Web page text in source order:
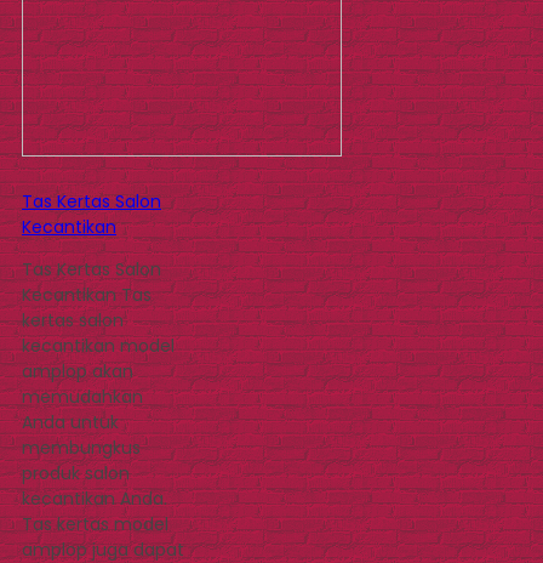
Tas Kertas Salon
Kecantikan
Tas Kertas Salon
Kecantikan Tas
kertas salon
kecantikan model
amplop akan
memudahkan
Anda untuk
membungkus
produk salon
kecantikan Anda.
Tas kertas model
amplop juga dapat